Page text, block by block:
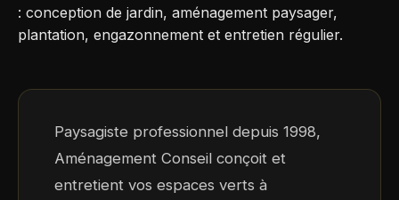
: conception de jardin, aménagement paysager,
plantation, engazonnement et entretien régulier.
Paysagiste professionnel depuis 1998,
Aménagement Conseil conçoit et
entretient vos espaces verts à